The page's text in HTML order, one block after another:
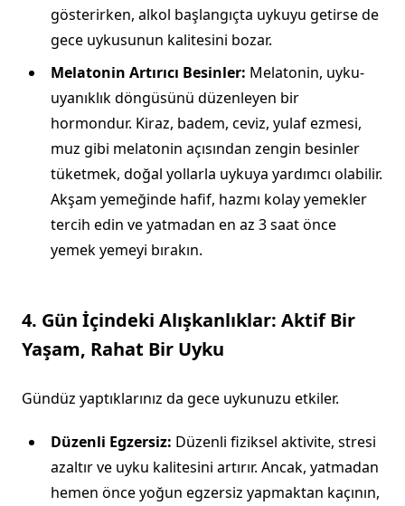
gösterirken, alkol başlangıçta uykuyu getirse de
gece uykusunun kalitesini bozar.
Melatonin Artırıcı Besinler: Melatonin, uyku-
uyanıklık döngüsünü düzenleyen bir
hormondur. Kiraz, badem, ceviz, yulaf ezmesi,
muz gibi melatonin açısından zengin besinler
tüketmek, doğal yollarla uykuya yardımcı olabilir.
Akşam yemeğinde hafif, hazmı kolay yemekler
tercih edin ve yatmadan en az 3 saat önce
yemek yemeyi bırakın.
4. Gün İçindeki Alışkanlıklar: Aktif Bir
Yaşam, Rahat Bir Uyku
Gündüz yaptıklarınız da gece uykunuzu etkiler.
Düzenli Egzersiz: Düzenli fiziksel aktivite, stresi
azaltır ve uyku kalitesini artırır. Ancak, yatmadan
hemen önce yoğun egzersiz yapmaktan kaçının,